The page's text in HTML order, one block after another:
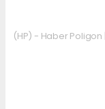
(HP) - Haber Poligon